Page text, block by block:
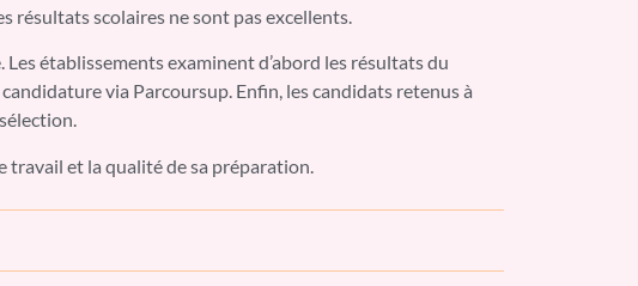
résultats scolaires ne sont pas excellents.
établissements examinent d’abord les résultats du
via Parcoursup. Enfin, les candidats retenus à
travail et la qualité de sa préparation.